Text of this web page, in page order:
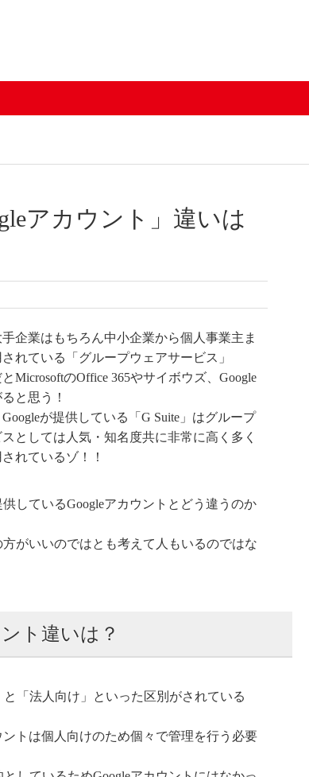
アカウント」違いは
企業はもちろん中小企業から個人事業主ま
れている「グループウェアサービス」
MicrosoftのOffice 365やサイボウズ、Google
と思う！
が提供している「G Suite」はグループ
としては人気・知名度共に非常に高く多く
れているゾ！！
しているGoogleアカウントとどう違うのか
がいいのではとも考えて人もいるのではな
ト違いは？
「法人向け」といった区別がされている
トは個人向けのため個々で管理を行う必要